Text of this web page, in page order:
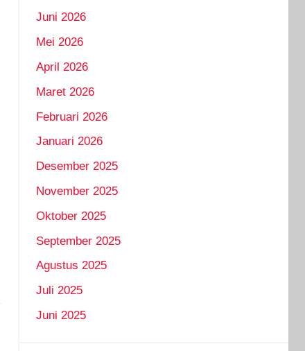
Juni 2026
Mei 2026
April 2026
Maret 2026
Februari 2026
Januari 2026
Desember 2025
November 2025
Oktober 2025
September 2025
Agustus 2025
Juli 2025
Juni 2025